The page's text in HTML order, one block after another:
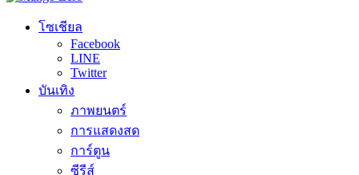
โซเชียล
Facebook
LINE
Twitter
บันเทิง
ภาพยนตร์
การแสดงสด
การ์ตูน
ซีรีส์